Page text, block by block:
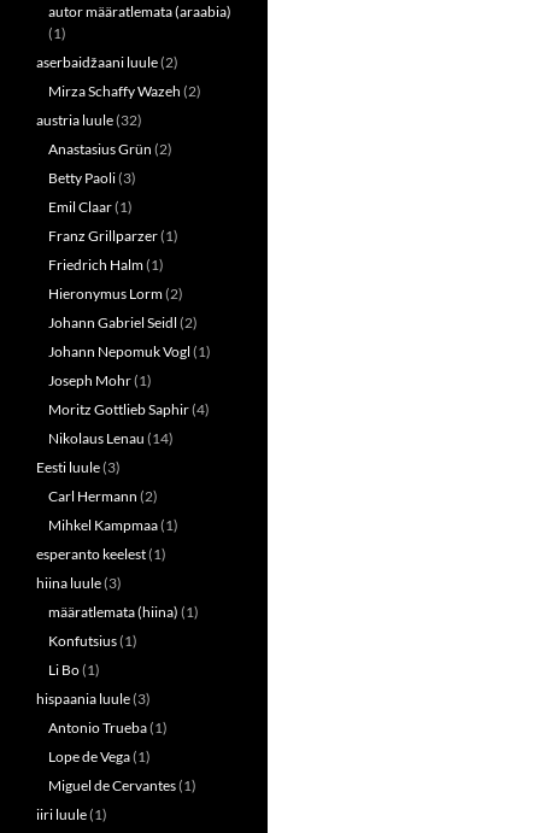
autor määratlemata (araabia)
(1)
aserbaidžaani luule(2)
Mirza Schaffy Wazeh (2)
austria luule(32)
Anastasius Grün (2)
Betty Paoli(3)
Emil Claar(1)
Franz Grillparzer(1)
Friedrich Halm(1)
Hieronymus Lorm(2)
Johann Gabriel Seidl (2)
Johann Nepomuk Vogl (1)
Joseph Mohr(1)
Moritz Gottlieb Saphir(4)
Nikolaus Lenau (14)
Eesti luule(3)
Carl Hermann (2)
Mihkel Kampmaa(1)
esperanto keelest(1)
hiina luule(3)
määratlemata (hiina) (1)
Konfutsius(1)
Li Bo(1)
hispaania luule(3)
Antonio Trueba(1)
Lope de Vega(1)
Miguel de Cervantes(1)
iiri luule(1)